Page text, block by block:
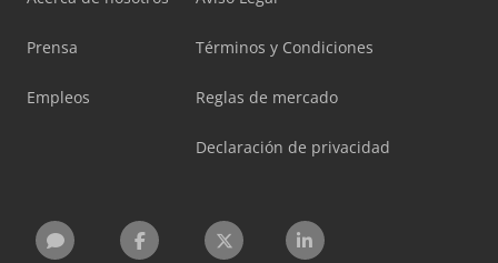
Prensa
Empleos
Términos y Condiciones
Reglas de mercado
Declaración de privacidad